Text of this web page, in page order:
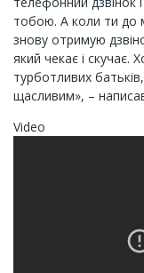
тобою. А коли ти до
знову отримую
який чекає і
турботливих
щасливим», –
Video